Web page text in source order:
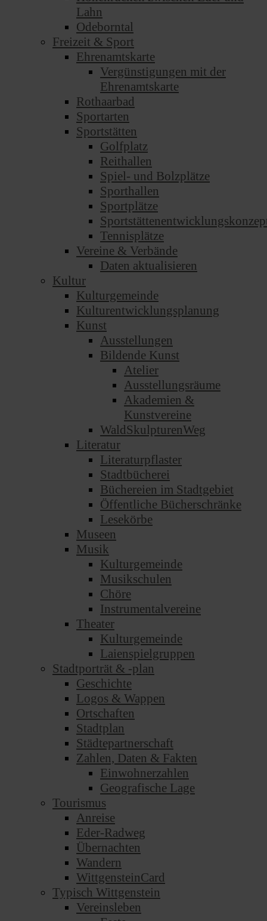
Lahn
Odeborntal
Freizeit & Sport
Ehrenamtskarte
Vergünstigungen mit der
Ehrenamtskarte
Rothaarbad
Sportarten
Sportstätten
Golfplatz
Reithallen
Spiel- und Bolzplätze
Sporthallen
Sportplätze
Tennisplätze
Vereine & Verbände
Daten aktualisieren
Kultur
Kulturgemeinde
Kulturentwicklungsplanung
Kunst
Ausstellungen
Bildende Kunst
Atelier
Ausstellungsräume
Akademien &
Kunstvereine
WaldSkulpturenWeg
Literatur
Literaturpflaster
Stadtbücherei
Büchereien im Stadtgebiet
Öffentliche Bücherschränke
Lesekörbe
Museen
Musik
Kulturgemeinde
Musikschulen
Chöre
Instrumentalvereine
Theater
Kulturgemeinde
Laienspielgruppen
Stadtporträt & -plan
Geschichte
Logos & Wappen
Ortschaften
Stadtplan
Städtepartnerschaft
Zahlen, Daten & Fakten
Einwohnerzahlen
Geografische Lage
Tourismus
Anreise
Eder-Radweg
Übernachten
Wandern
WittgensteinCard
Typisch Wittgenstein
Vereinsleben